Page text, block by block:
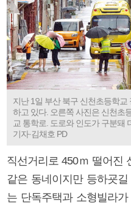
지난 1일 부산 북구 신천초등학
하고 있다. 오른쪽 사진은 신천초
교 통학로. 도로와 인도가 구분돼
기자·김채호 PD
직선거리로 450ｍ 떨어진
같은 동네이지만 등하굣
는 단독주택과 소형빌라